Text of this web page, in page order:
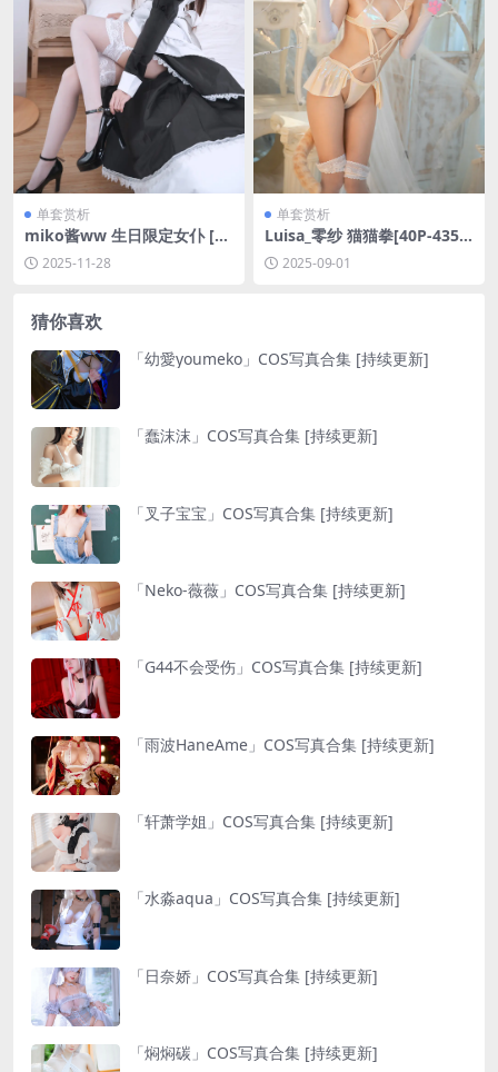
单套赏析
miko酱ww 生日限定女仆 [26
P-277M]
2025-11-28
单套赏析
Luisa_零纱 猫猫拳[40P-435.1
M]2025-09-01
猜你喜欢
「幼愛youmeko」COS写真合集 [持续更新]
「蠢沫沫」COS写真合集 [持续更新]
「叉子宝宝」COS写真合集 [持续更新]
「Neko-薇薇」COS写真合集 [持续更新]
「G44不会受伤」COS写真合集 [持续更新]
「雨波HaneAme」COS写真合集 [持续更新]
「轩萧学姐」COS写真合集 [持续更新]
「水淼aqua」COS写真合集 [持续更新]
「日奈娇」COS写真合集 [持续更新]
「焖焖碳」COS写真合集 [持续更新]